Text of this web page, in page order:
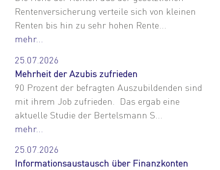
Rentenversicherung verteile sich von kleinen
Renten bis hin zu sehr hohen Rente...
mehr...
25.07.2026
Mehrheit der Azubis zufrieden
90 Prozent der befragten Auszubildenden sind
mit ihrem Job zufrieden. Das ergab eine
aktuelle Studie der Bertelsmann S...
mehr...
25.07.2026
Informationsaustausch über Finanzkonten